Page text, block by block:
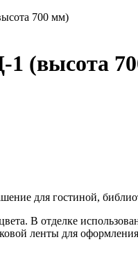
700 мм)
(высота
для гостиной,
В отделке
ленты для